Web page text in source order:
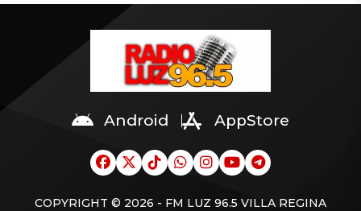
decisión favorece a un
jubilaciones del Poder
Judicial, entre ellas a un
ministro del tribunal,
próximo a jubilarse.
delincuentes muerto,
el control del
narcomenudeo.
Android AppStore
COPYRIGHT © 2026 - FM LUZ 96.5 VILLA REGINA